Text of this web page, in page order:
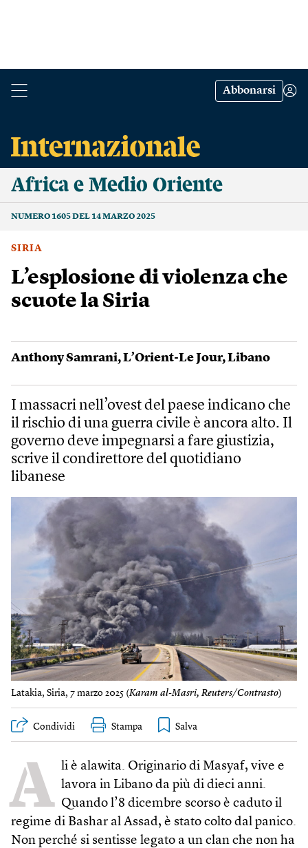
Abbonarsi
Africa e Medio Oriente
NUMERO 1605 DEL 14 MARZO 2025
SIRIA
L’esplosione di violenza che
scuote la Siria
Anthony Samrani,L’Orient-Le Jour,Libano
I massacri nell’ovest del paese indicano che
il rischio di una guerra civile è ancora alto. Il
governo deve impegnarsi a fare giustizia,
scrive il condirettore del quotidiano
libanese
Latakia, Siria, 7 marzo 2025 (Karam al-Masri, Reuters/Contrasto)
Condividi Stampa
A li è alawita. Originario di Masyaf, vive e
lavora in Libano da più di dieci anni.
Quando l’8 dicembre scorso è caduto il
regime di Bashar al Assad, è stato colto dal panico.
Non perché si sentisse legato a un clan che non ha